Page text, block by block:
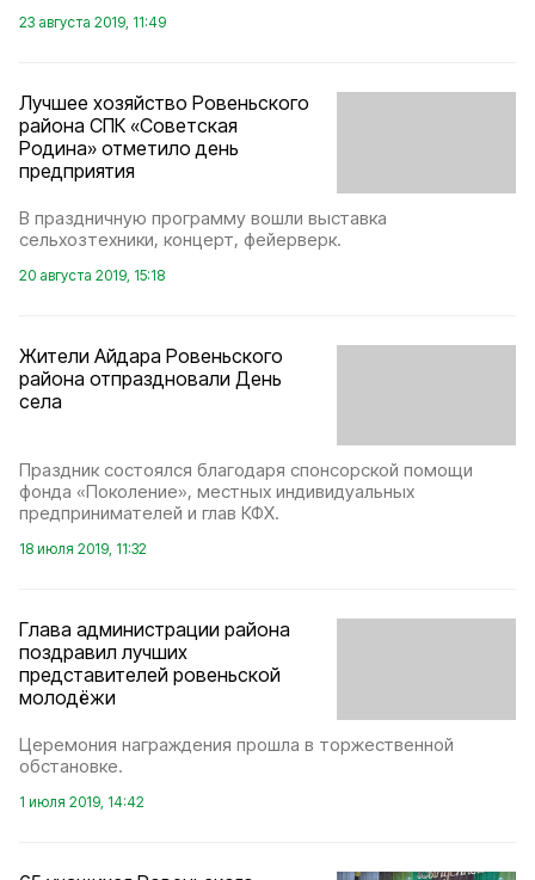
23 августа 2019, 11:49
Лучшее хозяйство Ровеньского
района СПК «Советская
Родина» отметило день
предприятия
В праздничную программу вошли выставка
сельхозтехники, концерт, фейерверк.
20 августа 2019, 15:18
Жители Айдара Ровеньского
района отпраздновали День
села
Праздник состоялся благодаря спонсорской помощи
фонда «Поколение», местных индивидуальных
предпринимателей и глав КФХ.
18 июля 2019, 11:32
Глава администрации района
поздравил лучших
представителей ровеньской
молодёжи
Церемония награждения прошла в торжественной
обстановке.
1 июля 2019, 14:42